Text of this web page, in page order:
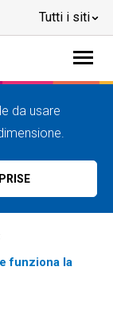
Tutti i siti
da usare
funziona la